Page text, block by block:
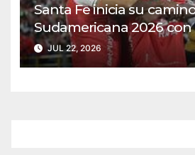
Santa Fe inicia su
Sudamericana 2026
duelo ante Caracas
JUL 22, 2026